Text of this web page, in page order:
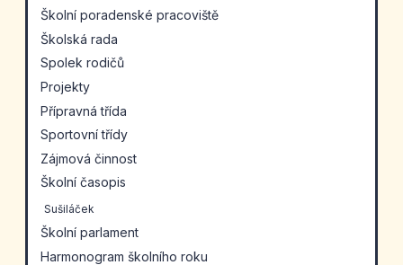
Školní poradenské pracoviště
Školská rada
Spolek rodičů
Projekty
Přípravná třída
Sportovní třídy
Zájmová činnost
Školní časopis
Sušiláček
Školní parlament
Harmonogram školního roku